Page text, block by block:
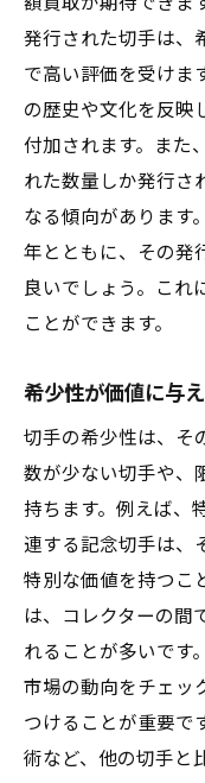
発行された切手は、
で高い評価を受けま
の歴史や文化を反映
付加されます。また
れた数量しか発行さ
なる傾向があります
年とともに、その発
良いでしょう。これ
ことができます。
希少性が価値に与
切手の希少性は、そ
数が少ない切手や、
持ちます。例えば、
連する記念切手は、
特別な価値を持つこ
は、コレクターの間
れることが多いです
市場の動向をチェッ
つけることが重要で
術など、他の切手と